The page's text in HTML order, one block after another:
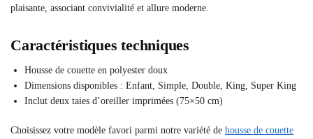
plaisante, associant convivialité et allure moderne.
Caractéristiques techniques
Housse de couette en polyester doux
Dimensions disponibles : Enfant, Simple, Double, King, Super King
Inclut deux taies d’oreiller imprimées (75×50 cm)
Choisissez votre modèle favori parmi notre variété de housse de couette